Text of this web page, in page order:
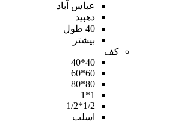
عباس آباد
دهبید
40 طول
بیشتر
کف
40*40
60*60
80*80
1*1
1/2*1/2
اسلب